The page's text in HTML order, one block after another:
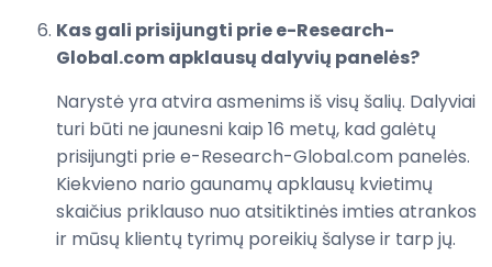
Kas gali prisijungti prie e-Research-
Global.com apklausų dalyvių panelės?
Narystė yra atvira asmenims iš visų šalių. Dalyviai
turi būti ne jaunesni kaip 16 metų, kad galėtų
prisijungti prie e-Research-Global.com panelės.
Kiekvieno nario gaunamų apklausų kvietimų
skaičius priklauso nuo atsitiktinės imties atrankos
ir mūsų klientų tyrimų poreikių šalyse ir tarp jų.